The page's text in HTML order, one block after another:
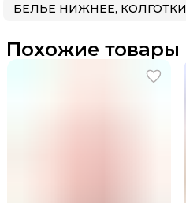
БЕЛЬЕ НИЖНЕЕ, КОЛГОТКИ
Похожие товары